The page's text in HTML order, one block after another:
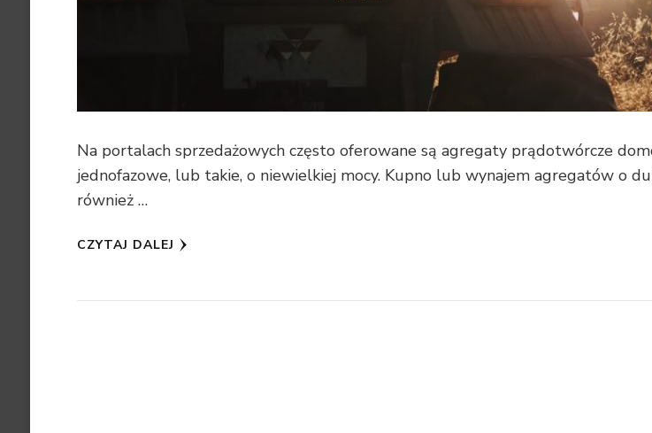
Na portalach sprzedażowych często oferowane są agregaty prądotwórcze
jednofazowe, lub takie, o niewielkiej mocy. Kupno lub wynajem agregatów o
również …
CZYTAJ DALEJ